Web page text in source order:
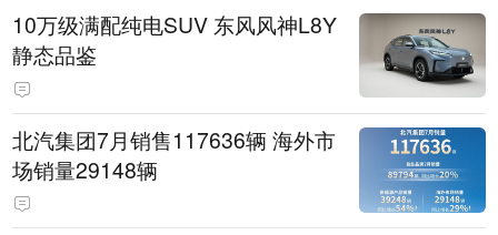
10万级满配纯电SUV 东风风神L8Y
静态品鉴
北汽集团7月销售117636辆 海外市
场销量29148辆